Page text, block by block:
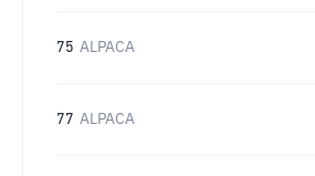
75 ALPACA
77 ALPACA